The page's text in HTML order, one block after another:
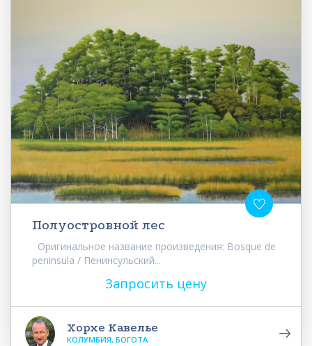
Полуостровной лес
Оригинальное название произведения: Bosque de
peninsula / Пенинсульский...
Запросить цену
Хорхе Кавелье
КОЛУМБИЯ, БОГОТА